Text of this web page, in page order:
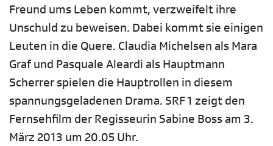
Freund ums Leben kommt, verzweifelt ihre
Unschuld zu beweisen. Dabei kommt sie einigen
Leuten in die Quere. Claudia Michelsen als Mara
Graf und Pasquale Aleardi als Hauptmann
Scherrer spielen die Hauptrollen in diesem
spannungsgeladenen Drama. SRF 1 zeigt den
Fernsehfilm der Regisseurin Sabine Boss am 3.
März 2013 um 20.05 Uhr.